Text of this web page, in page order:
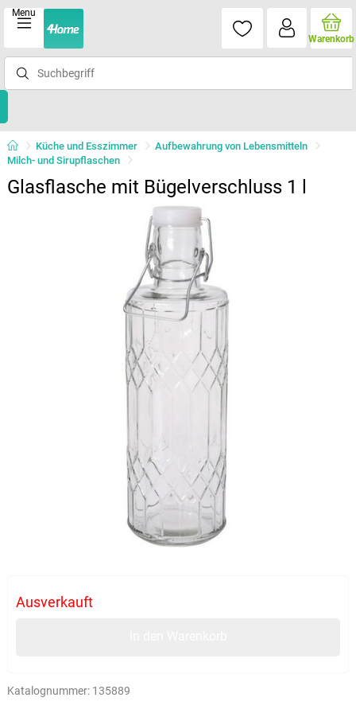
Menu
Warenkorb
Küche und Esszimmer
Aufbewahrung von Lebensmitteln
Milch- und Sirupflaschen
Glasflasche mit Bügelverschluss 1 l
Ausverkauft
Katalognummer: 135889